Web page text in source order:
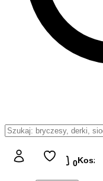
Koszyk 0Koszyk